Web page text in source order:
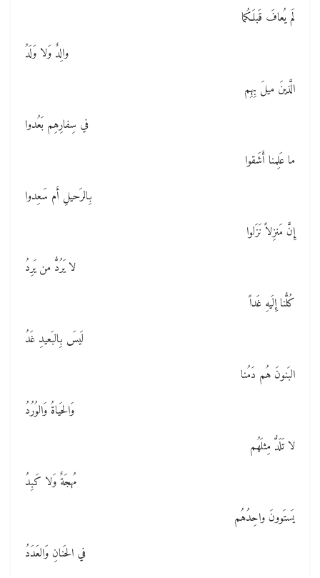
لَم يُعافَ قَبلَكُما
والِدٌ وَلا وَلَدُ
الَّذينَ ميلَ بِهِم
في سِفارِهِم بَعُدوا
ما عَلِمنا أَشَقوا
بِالرَحيلِ أَم سَعِدوا
إِنَّ مَنزِلاً نَزَلوا
لا يَرُدُّ من يَرِدُ
كُلُّنا إِلَيهِ غَداً
لَيسَ بِالبَعيدِ غَدُ
البَنونَ هُم دَمُنا
وَالحَياةُ وَالوُرُدُ
لا تَلَدُّ مِثلَهُم
مُهجَةٌ وَلا كَبِدُ
يَستَوونَ واحِدُهُم
في الحَنانِ وَالعَدَدُ